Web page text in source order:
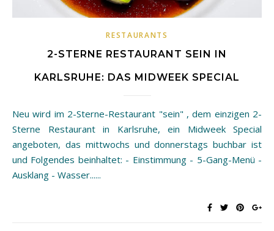
RESTAURANTS
2-STERNE RESTAURANT SEIN IN
KARLSRUHE: DAS MIDWEEK SPECIAL
Neu wird im 2-Sterne-Restaurant "sein" , dem einzigen 2-
Sterne Restaurant in Karlsruhe, ein Midweek Special
angeboten, das mittwochs und donnerstags buchbar ist
und Folgendes beinhaltet: - Einstimmung - 5-Gang-Menü -
Ausklang - Wasser......